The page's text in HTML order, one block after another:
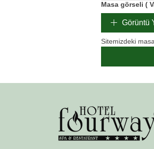
Masa görseli (
Görüntü
Sitemizdeki